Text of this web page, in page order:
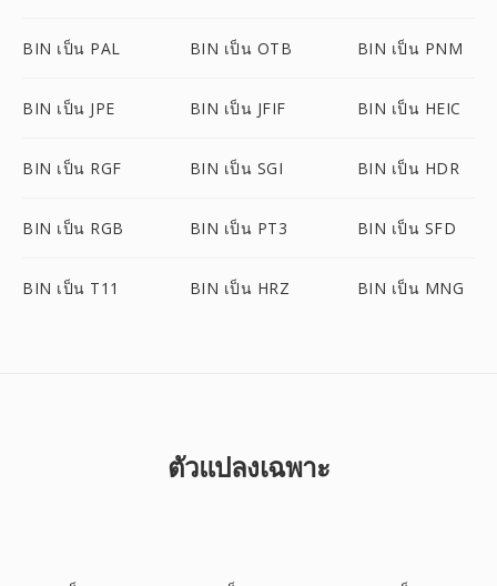
BIN เป็น PAL BIN เป็น OTB BIN เป็น PNM
BIN เป็น JPE BIN เป็น JFIF BIN เป็น HEIC
BIN เป็น RGF BIN เป็น SGI BIN เป็น HDR
BIN เป็น RGB BIN เป็น PT3 BIN เป็น SFD
BIN เป็น T11 BIN เป็น HRZ BIN เป็น MNG
ตัวแปลงเฉพาะ